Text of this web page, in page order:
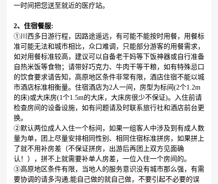
一时间把您送至就近的医疗站。
2、住宿餐服:
①川西多日游行程，因路途遥远，有可能不能按时用餐，用餐标
准可能无法和城市相比，众口难调，只能部分游客的用餐需求，
如对用餐标准较高，建议可以自备老干妈等下饭神器或自行准备
自热米饭等食物；请带好巧克力、牛肉干等干粮，如有特殊忌口
的饮食要求请告知，高原地区条件非常有限，酒店住宿不能以城
市酒店标准相衡量。住宿酒店为2人一间，房型为标间(2个1.2m
的床)或大床房(1个1.5m的大床，大床房很少不保证)。入住前请
检查房间的设备设施，如有问题请及时联系旅行社和酒店前台更
换。
②默认两位成人入住一个标间，如果一组客人中涉及到有成人数
量为单，团上尽量安排相同性别、相同住宿标准拼房，如果拼上
了就不用补房差（不保证拼房，出游后再团上双方见面确
认！），拼不上就需要补单人房差，一位入住一个房间的。
③高原地区条件有限，当地人的服务意识没有城市那么强，有需
要协调的请多沟通;能自己做的就自己做，不要引起不必要的误